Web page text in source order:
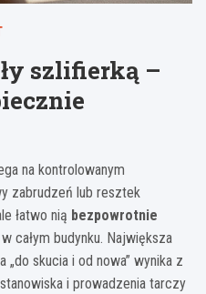
szlifierką –
na kontrolowanym
zabrudzeń lub resztek
łatwo nią bezpowrotnie
całym budynku. Największa
„do skucia i od nowa” wynika z
i prowadzenia tarczy